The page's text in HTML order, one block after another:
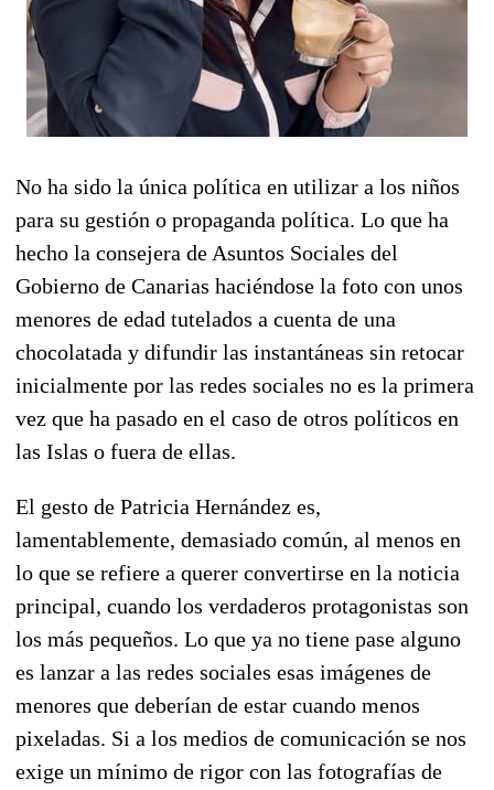
No ha sido la única política en utilizar a los niños
para su gestión o propaganda política. Lo que ha
hecho la consejera de Asuntos Sociales del
Gobierno de Canarias haciéndose la foto con unos
menores de edad tutelados a cuenta de una
chocolatada y difundir las instantáneas sin retocar
inicialmente por las redes sociales no es la primera
vez que ha pasado en el caso de otros políticos en
las Islas o fuera de ellas.
El gesto de Patricia Hernández es,
lamentablemente, demasiado común, al menos en
lo que se refiere a querer convertirse en la noticia
principal, cuando los verdaderos protagonistas son
los más pequeños. Lo que ya no tiene pase alguno
es lanzar a las redes sociales esas imágenes de
menores que deberían de estar cuando menos
pixeladas. Si a los medios de comunicación se nos
exige un mínimo de rigor con las fotografías de